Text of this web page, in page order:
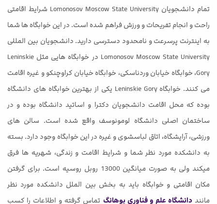
تمام دانشجویان Lomonosov Moscow State University شرایط اقامتی
راحت و انجام تفریحات و ورزش فراهم شده است. در این خوابگاه ها شما
به اینترنت پرسرعت و نامحدود دسترسی دارید. دانشجویان بین المللی
Lomonosov Moscow State University در خوابگاه هایی مثل Leninskie
Gory، خوابگاه خیابان وردناسکی، خوابگاه خیابان کراوچنکو و غیره اقامت
می کنند. خوابگاه Leninskie Gory یکی از بهترین خوابگاه های دانشگاه
بوده که محل اقامت دانشجویان دکترا و اساتید دانشگاه بوده و در
ساختمان اصلی دانشگاه لومونوسف واقع شده است. سالن های
ورزشی، آرایشگاه، اتاق لباسشوی و غیره در این خوابگاه وجود دارد. بسته
به دانشکده مورد نظر شما و شرایط اقامت و زندگی، شهریه ها فرق
میکند ولی به صورت میانگین 13000 روبل روسیه است. برای گرفتن
مکان اقامتی و خوابگاه باید به بخش بین الملل دانشکده مورد نظر
ماننددانشگاه علم و فناوری پوهانگ تماس گرفته و اطلاعات را کسب